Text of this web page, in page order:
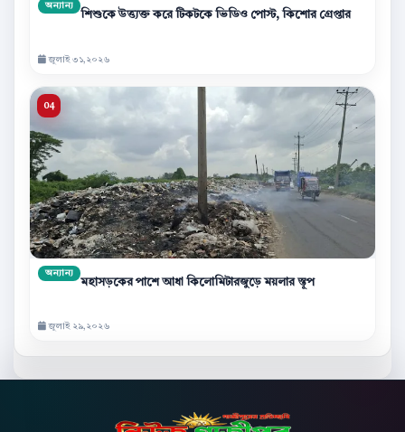
অন্যান্য
শিশুকে উত্ত্যক্ত করে টিকটকে ভিডিও পোস্ট, কিশোর গ্রেপ্তার
জুলাই ৩১,২০২৬
অন্যান্য
মহাসড়কের পাশে আধা কিলোমিটারজুড়ে ময়লার স্তূপ
জুলাই ২৯,২০২৬